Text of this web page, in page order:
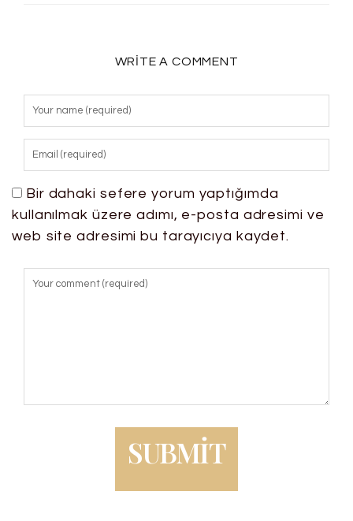
WRITE A COMMENT
Bir dahaki sefere yorum yaptığımda
kullanılmak üzere adımı, e-posta adresimi ve
web site adresimi bu tarayıcıya kaydet.